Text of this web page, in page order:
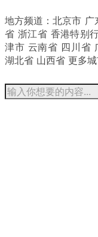
地方频道：北京市
省 浙江省 香港特别
津市 云南省 四川省
湖北省 山西省 更多